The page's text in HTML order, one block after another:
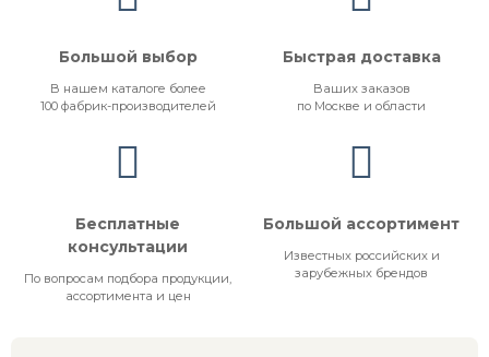
Большой выбор
В нашем каталоге более
100 фабрик-производителей
Быстрая доставка
Ваших заказов
по Москве и области
Бесплатные
консультации
По вопросам подбора продукции,
ассортимента и цен
Большой ассортимент
Известных российских и
зарубежных брендов